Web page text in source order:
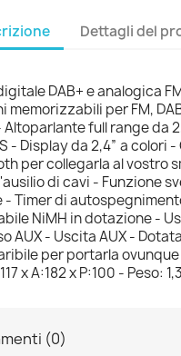
Dettagli del
DAB+ e analogica
memorizzabili per FM,
Altoparlante full range da
- Display da 2,4” a colori
per collegarla al vostro
di cavi - Funzione
- Timer di
NiMH in dotazione -
AUX - Uscita AUX -
per portarla ovunque
x A:182 x P:100 - Peso:
(0)